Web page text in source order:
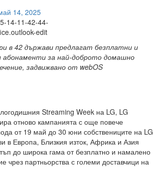
14, 2025
в 42 държави предлагат безплатни и
абонаменти за най-доброто домашно
задвижвано от webOS
Streaming Week на LG, LG
отново кампанията с още повече
от 19 май до 30 юни собствениците на LG
в Европа, Близкия изток, Африка и Азия
до широка гама от безплатно и намалено
чрез партньорства с големи доставчици на